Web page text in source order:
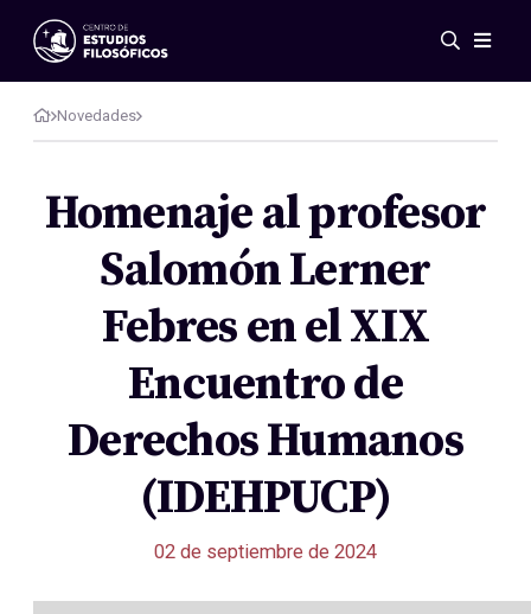
Eventos
Novedades
Investigación
Publicaciones
Acerca de nosotros
Novedades
Homenaje al profesor
Salomón Lerner
Febres en el XIX
Encuentro de
Derechos Humanos
(IDEHPUCP)
02 de septiembre de 2024